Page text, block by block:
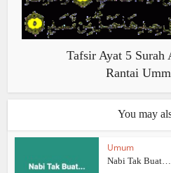
Tafsir Ayat 5 Surah
Rantai
You may
Umum
Nabi Tak Buat…